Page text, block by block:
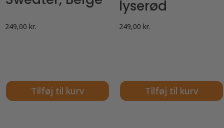
249,00 kr.
Tilføj til kurv
lyserød
249,00 kr.
Tilføj til kurv